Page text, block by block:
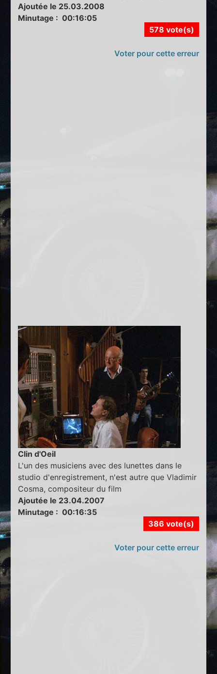
Ajoutée le 25.03.2008
Minutage : 00:16:05
578 vote(s)
Voter pour cette erreur
Clin d'Oeil
L'un des musiciens avec des lunettes dans le
studio d'enregistrement, n'est autre que Vladimir
Cosma, compositeur du film
Ajoutée le 23.04.2007
Minutage : 00:16:35
386 vote(s)
Voter pour cette erreur